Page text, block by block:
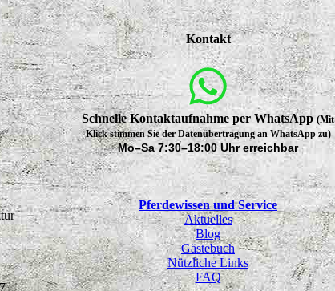
Kontakt
Schnelle Kontaktaufnahme per WhatsApp (Mit
Klick stimmen Sie der Datenübertragung an WhatsApp zu)
Mo–Sa 7:30–18:00 Uhr erreichbar
Pferdewissen und Service
Aktuelles
Blog
Gästebuch
Nützliche Links
FAQ